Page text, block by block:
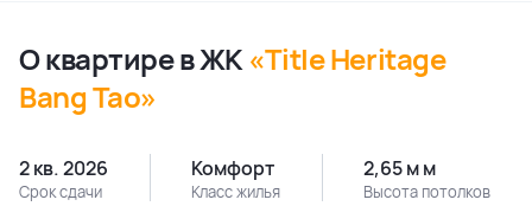
О квартире в ЖК «Title Heritage
Bang Tao»
2 кв. 2026
Срок сдачи
Комфорт
Класс жилья
2,65 м м
Высота потолков